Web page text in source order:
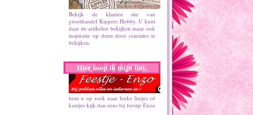
Bekijk de klanten site van
groothandel Kippers Hobby. U kunt
daar de artikelen bekijken maar ook
inspiratie op doen door craeaties te
bekijken.
Hier koop ik mijn lint.
bent u op zoek naar leuke lintjes of
kantjes kijk dan eens bij feestje Enzo